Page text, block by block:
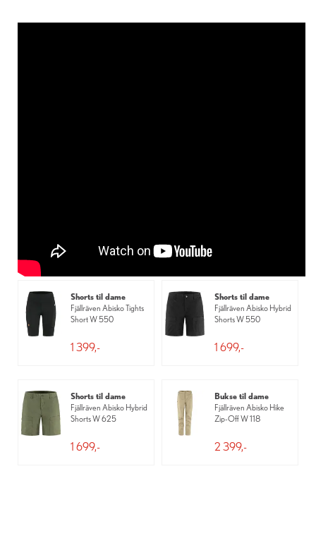
Shorts til dame
Fjällräven Abisko Tights
Short W 550
1 399,-
Shorts til dame
Fjällräven Abisko Hybrid
Shorts W 550
1 699,-
Shorts til dame
Fjällräven Abisko Hybrid
Shorts W 625
1 699,-
Bukse til dame
Fjällräven Abisko Hike
Zip-Off W 118
2 399,-